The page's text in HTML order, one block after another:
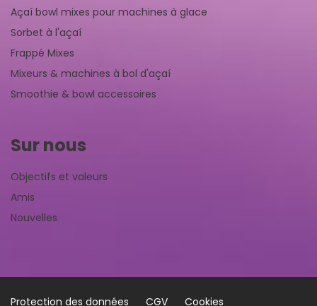
Açaí bowl mixes pour machines à glace
Sorbet à l'açaí
Frappé Mixes
Mixeurs & machines à bol d'açaí
Smoothie & bowl accessoires
Sur nous
Objectifs et valeurs
Amis
Nouvelles
Protection des données CGV Cookies